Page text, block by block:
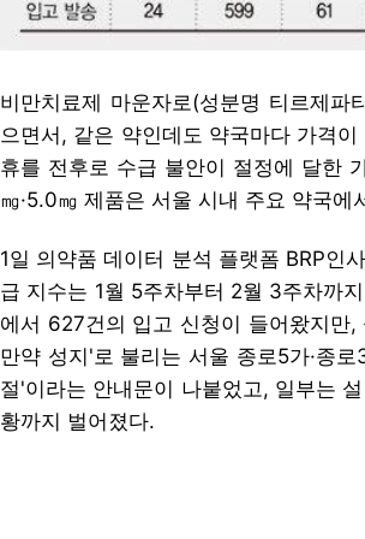
비만치료제 마운자로(성분명 티르제
으면서, 같은 약인데도 약국마다 가격
휴를 전후로 수급 불안이 절정에 달한
㎎·5.0㎎ 제품은 서울 시내 주요 약국
1일 의약품 데이터 분석 플랫폼 BRP인
급 지수는 1월 5주차부터 2월 3주차까
에서 627건의 입고 신청이 들어왔지만
만약 성지'로 불리는 서울 종로5가·종
절'이라는 안내문이 나붙었고, 일부는
황까지 벌어졌다.